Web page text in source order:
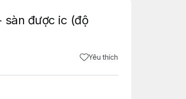
sàn được ic (độ
Yêu thích